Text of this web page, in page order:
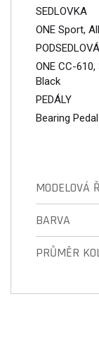
SEDLOVKA
ONE Sport,
ONE CC-
Black
PEDÁLY
Bearing
MODELOVÁ
BARVA
PRŮMĚR